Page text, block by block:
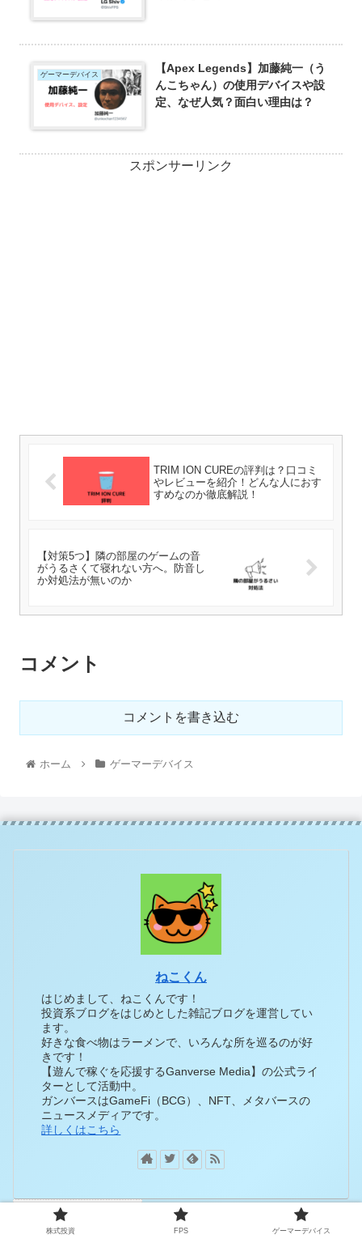
ゲーマーデバイス
【Apex Legends】加藤純一（う
んこちゃん）の使用デバイスや設
定、なぜ人気？面白い理由は？
スポンサーリンク
TRIM ION CUREの評判は？口コミ
やレビューを紹介！どんな人におす
すめなのか徹底解説！
【対策5つ】隣の部屋のゲームの音
がうるさくて寝れない方へ。防音し
か対処法が無いのか
コメント
コメントを書き込む
ホーム ゲーマーデバイス
ねこくん
はじめまして、ねこくんです！
投資系ブログをはじめとした雑記ブログを運営してい
ます。
好きな食べ物はラーメンで、いろんな所を巡るのが好
きです！
【遊んで稼ぐを応援するGanverse Media】の公式ライ
ターとして活動中。
ガンバースはGameFi（BCG）、NFT、メタバースの
ニュースメディアです。
詳しくはこちら
株式投資 FPS ゲーマーデバイス